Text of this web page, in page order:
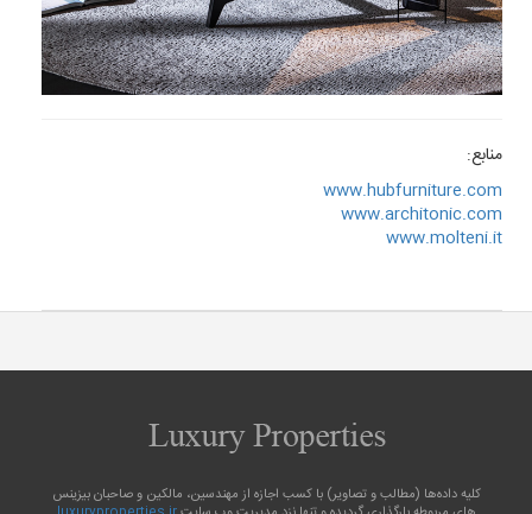
منابع:
www.hubfurniture.com
www.architonic.com
www.molteni.it
کلیه داده‌ها (مطالب و تصاویر) با کسب اجازه از مهندسین، مالکین و صاحبان بیزینس